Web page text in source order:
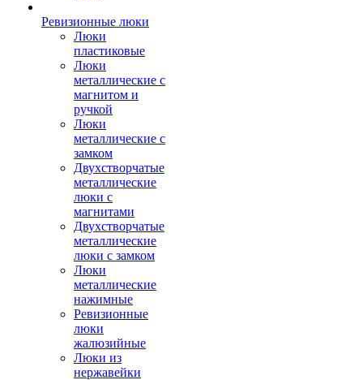
Ревизионные люки
Люки
пластиковые
Люки
металлические с
магнитом и
ручкой
Люки
металлические с
замком
Двухстворчатые
металлические
люки с
магнитами
Двухстворчатые
металлические
люки с замком
Люки
металлические
нажимные
Ревизионные
люки
жалюзийные
Люки из
нержавейки